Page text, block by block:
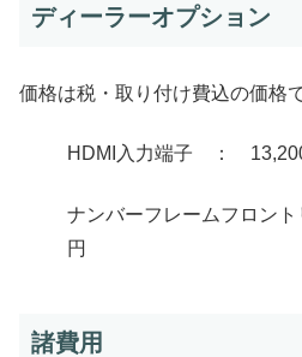
ディーラーオプション
価格は税・取り付け費込の価格で
HDMI入力端子 ：
ナンバーフレームフロン
円
諸費用